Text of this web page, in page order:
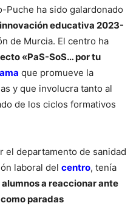
Puche ha sido galardonado
educativa 2023-
de Murcia. El centro ha
«PaS-SoS… por tu
que promueve la
y que involucra tanto al
de los ciclos formativos
el departamento de sanidad
laboral del centro, tenía
alumnos a reaccionar ante
paradas